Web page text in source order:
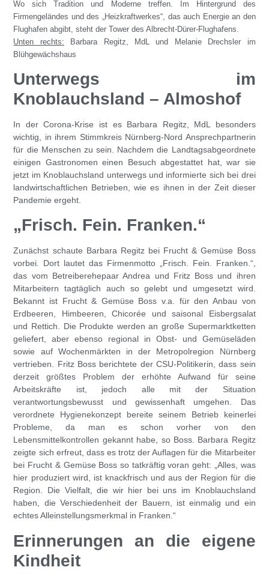
Wo sich Tradition und Moderne treffen. Im Hintergrund des
Firmengeländes und des „Heizkraftwerkes“, das auch Energie an den
Flughafen abgibt, steht der Tower des Albrecht-Dürer-Flughafens.
Unten rechts: Barbara Regitz, MdL und Melanie Drechsler im
Blühgewächshaus
Unterwegs im
Knoblauchsland – Almoshof
In der Corona-Krise ist es Barbara Regitz, MdL besonders
wichtig, in ihrem Stimmkreis Nürnberg-Nord Ansprechpartnerin
für die Menschen zu sein. Nachdem die Landtagsabgeordnete
einigen Gastronomen einen Besuch abgestattet hat, war sie
jetzt im Knoblauchsland unterwegs und informierte sich bei drei
landwirtschaftlichen Betrieben, wie es ihnen in der Zeit dieser
Pandemie ergeht.
„Frisch. Fein. Franken.“
Zunächst schaute Barbara Regitz bei Frucht & Gemüse Boss
vorbei. Dort lautet das Firmenmotto „Frisch. Fein. Franken.“,
das vom Betreiberehepaar Andrea und Fritz Boss und ihren
Mitarbeitern tagtäglich auch so gelebt und umgesetzt wird.
Bekannt ist Frucht & Gemüse Boss v.a. für den Anbau von
Erdbeeren, Himbeeren, Chicorée und saisonal Eisbergsalat
und Rettich. Die Produkte werden an große Supermarktketten
geliefert, aber ebenso regional in Obst- und Gemüseläden
sowie auf Wochenmärkten in der Metropolregion Nürnberg
vertrieben. Fritz Boss berichtete der CSU-Politikerin, dass sein
derzeit größtes Problem der erhöhte Aufwand für seine
Arbeitskräfte ist, jedoch alle mit der Situation
verantwortungsbewusst und gewissenhaft umgehen. Das
verordnete Hygienekonzept bereite seinem Betrieb keinerlei
Probleme, da man es schon vorher von den
Lebensmittelkontrollen gekannt habe, so Boss. Barbara Regitz
zeigte sich erfreut, dass es trotz der Auflagen für die Mitarbeiter
bei Frucht & Gemüse Boss so tatkräftig voran geht: „Alles, was
hier produziert wird, ist knackfrisch und aus der Region für die
Region. Die Vielfalt, die wir hier bei uns im Knoblauchsland
haben, die Verschiedenheit der Bauern, ist einmalig und ein
echtes Alleinstellungsmerkmal in Franken.“
Erinnerungen an die eigene
Kindheit